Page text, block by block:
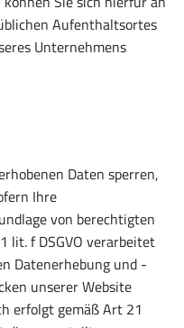
Aufenthaltsortes
Unternehmens
Daten sperren,
Ihre
von berechtigten
lit. f DSGVO verarbeitet
Datenerhebung und -
unserer Website
erfolgt gemäß Art 21